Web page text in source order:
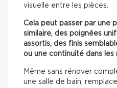
visuelle entre les pièces.
Cela peut passer par une
similaire, des poignées
assortis, des finis
ou une continuité dans les
Même sans rénover
une salle de bain,